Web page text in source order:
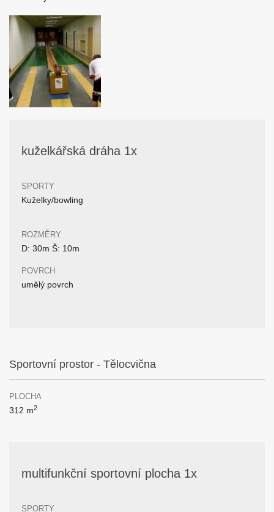
kuželkářská dráha 1x
SPORTY
Kuželky/bowling
ROZMĚRY
D: 30m Š: 10m
POVRCH
umělý povrch
Sportovní prostor - Tělocvična
PLOCHA
312 m2
multifunkční sportovní plocha 1x
SPORTY